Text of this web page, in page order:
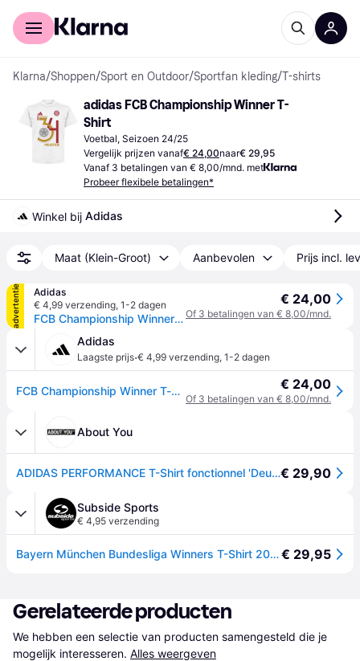
Voor shoppers
Klarna/Shoppen/Sport en Outdoor/Sportfan kleding/T-shirts
adidas FCB Championship Winner T-
Shirt
Voetbal, Seizoen 24/25
Vergelijk prijzen vanaf€ 24,00naar€ 29,95
Vanaf 3 betalingen van € 8,00/mnd. met
Probeer flexibele betalingen*
Winkel bij Adidas
Maat (Klein-Groot) Aanbevolen Prijs incl.
advertentie
Adidas
€ 4,99 verzending, 1-2 dagen
FCB Championship Winner T-shirt Mannen - White - 3XL
€ 24,00
Of 3 betalingen van € 8,00/mnd.
Adidas
Laagste prijs·€ 4,99 verzending, 1-2 dagen
FCB Championship Winner T-shirt Mannen - White - 3XL € 24,00
Of 3 betalingen van € 8,00/mnd.
About You
ADIDAS PERFORMANCE T-Shirt fonctionnel 'Deutscher Meister 2025' marron / jaune / rouge foncé / blanc€ 29,90
Subside Sports
€ 4,95 verzending
Bayern München Bundesliga Winners T-Shirt 2024-2025 - Wit - L€ 29,95
Gerelateerde producten
We hebben een selectie van producten samengesteld die je
mogelijk interesseren. Alles weergeven